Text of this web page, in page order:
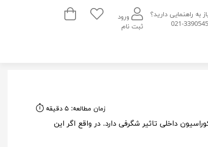
به راهنمایی دارید؟
021-
ورود
ثبت نام
سبد خرید
زمان مطالعه: ۵ دقیقه
داخلی تاثیر شگرفی دارد. در واقع اگر این